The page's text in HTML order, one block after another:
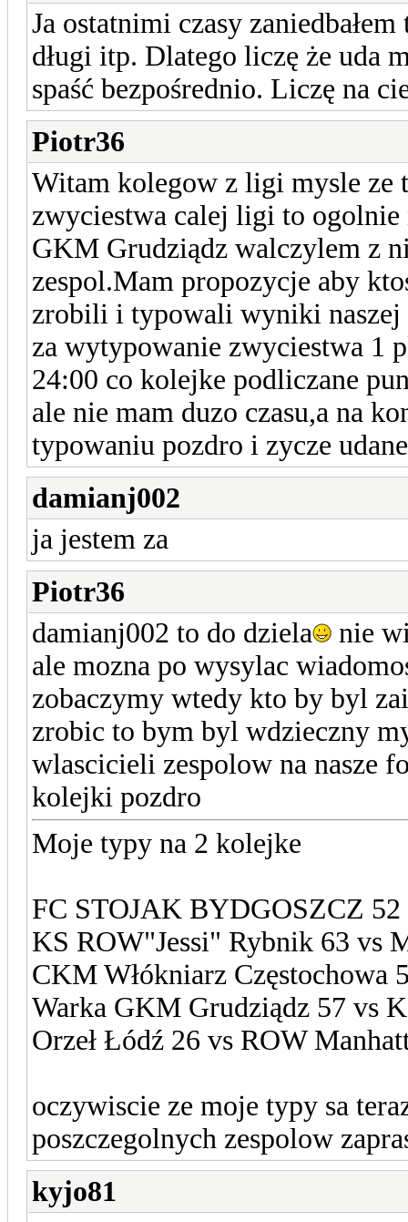
Ja ostatnimi czasy
długi itp. Dlatego liczę że uda
spaść bezpośrednio. Liczę na
Piotr36
Witam kolegow z ligi mysle ze
zwyciestwa calej ligi to ogolnie
GKM Grudziądz walczylem z
zespol.Mam propozycje aby
zrobili i typowali wyniki
za wytypowanie zwyciestwa 1
24:00 co kolejke podliczane
ale nie mam duzo czasu,a na
typowaniu pozdro i zycze
damianj002
ja jestem za
Piotr36
damianj002 to do dziela
nie
ale mozna po wysylac
zobaczymy wtedy kto by byl
zrobic to bym byl wdzieczny
wlascicieli zespolow na nasze
kolejki pozdro
Moje typy na 2 kolejke
FC STOJAK BYDGOSZCZ
KS ROW"Jessi" Rybnik 63 vs
CKM Włókniarz Częstochowa
Warka GKM Grudziądz 57 vs
Orzeł Łódź 26 vs ROW
oczywiscie ze moje typy sa
poszczegolnych zespolow
kyjo81